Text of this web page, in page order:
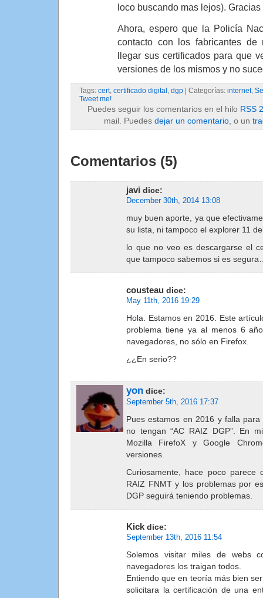
loco buscando mas lejos).
Ahora, espero que la Policía
contacto con los fabricantes de
llegar sus certificados para que
versiones de los mismos y no
Tags: cert, certificado digital , dgp | Categorías: internet,
Tweet me!
Puedes seguir los comentarios en el hilo RSS
mail. Puedes dejar un comentario, o un
Comentarios (5)
javi dice:
December 30th, 2014 13:08
muy buen aporte, ya que
su lista, ni tampoco el explorer 11
lo que no veo es descargarse el
que tampoco sabemos si es
cousteau dice:
May 11th, 2016 19:29
Hola. Estamos en 2016. Este
problema tiene ya al menos 6
navegadores, no sólo en Firefox.
¿¿En serio??
yon dice:
September 5th, 2016 17:37
Pues estamos en 2016 y falla
no tengan “AC RAIZ DGP”. En
Mozilla FirefoX y Google
versiones.
Curiosamente, hace poco parece
RAIZ FNMT y los problemas por
DGP seguirá teniendo problemas.
Kick dice:
September 13th, 2016 11:54
Solemos visitar miles de webs
navegadores los traigan todos.
Entiendo que en teoría más bien
solicitara la certificación de una